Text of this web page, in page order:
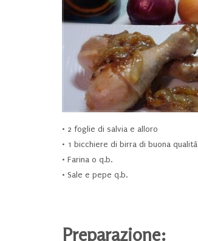
• 2 foglie di salvia e alloro
• 1 bicchiere di birra di buona qualità
• Farina 0 q.b.
• Sale e pepe q.b.
Preparazione: